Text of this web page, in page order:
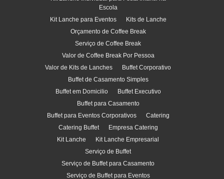
Escola
Kit Lanche para Eventos
Kits de Lanche
Orçamento de Coffee Break
Serviço de Coffee Break
Valor de Coffee Break Por Pessoa
Valor de Kits de Lanches
Buffet Corporativo
Buffet de Casamento Simples
Buffet em Domicilio
Buffet Executivo
Buffet para Casamento
Buffet para Eventos Corporativos
Catering
Catering Buffet
Empresa Catering
Kit Lanche
Kit Lanche Empresarial
Serviço de Buffet
Serviço de Buffet para Casamento
Serviço de Buffet para Eventos